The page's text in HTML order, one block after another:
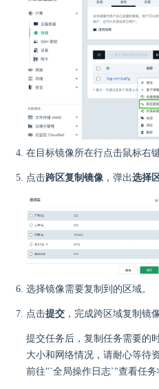
在目标镜像所在行点击鼠标右
点击跨区复制镜像 ，弹出选择
选择镜像需要复制到的区域。
点击提交 ，完成跨区域复制镜
提交任务后，复制任务需要的
大小和网络情况，请耐心等待
前往"`全局操作日志`"查看任务